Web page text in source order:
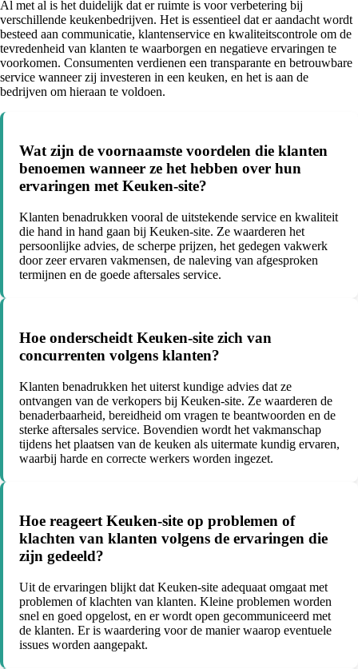
Al met al is het duidelijk dat er ruimte is voor verbetering bij
verschillende keukenbedrijven. Het is essentieel dat er aandacht wordt
besteed aan communicatie, klantenservice en kwaliteitscontrole om de
tevredenheid van klanten te waarborgen en negatieve ervaringen te
voorkomen. Consumenten verdienen een transparante en betrouwbare
service wanneer zij investeren in een keuken, en het is aan de
bedrijven om hieraan te voldoen.
Wat zijn de voornaamste voordelen die klanten
benoemen wanneer ze het hebben over hun
ervaringen met Keuken-site?
Klanten benadrukken vooral de uitstekende service en kwaliteit
die hand in hand gaan bij Keuken-site. Ze waarderen het
persoonlijke advies, de scherpe prijzen, het gedegen vakwerk
door zeer ervaren vakmensen, de naleving van afgesproken
termijnen en de goede aftersales service.
Hoe onderscheidt Keuken-site zich van
concurrenten volgens klanten?
Klanten benadrukken het uiterst kundige advies dat ze
ontvangen van de verkopers bij Keuken-site. Ze waarderen de
benaderbaarheid, bereidheid om vragen te beantwoorden en de
sterke aftersales service. Bovendien wordt het vakmanschap
tijdens het plaatsen van de keuken als uitermate kundig ervaren,
waarbij harde en correcte werkers worden ingezet.
Hoe reageert Keuken-site op problemen of
klachten van klanten volgens de ervaringen die
zijn gedeeld?
Uit de ervaringen blijkt dat Keuken-site adequaat omgaat met
problemen of klachten van klanten. Kleine problemen worden
snel en goed opgelost, en er wordt open gecommuniceerd met
de klanten. Er is waardering voor de manier waarop eventuele
issues worden aangepakt.